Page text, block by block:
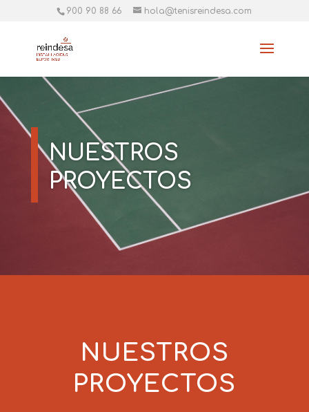
900 90 88 66 hola@tenisreindesa.com
NUESTROS
PROYECTOS
NUESTROS
PROYECTOS